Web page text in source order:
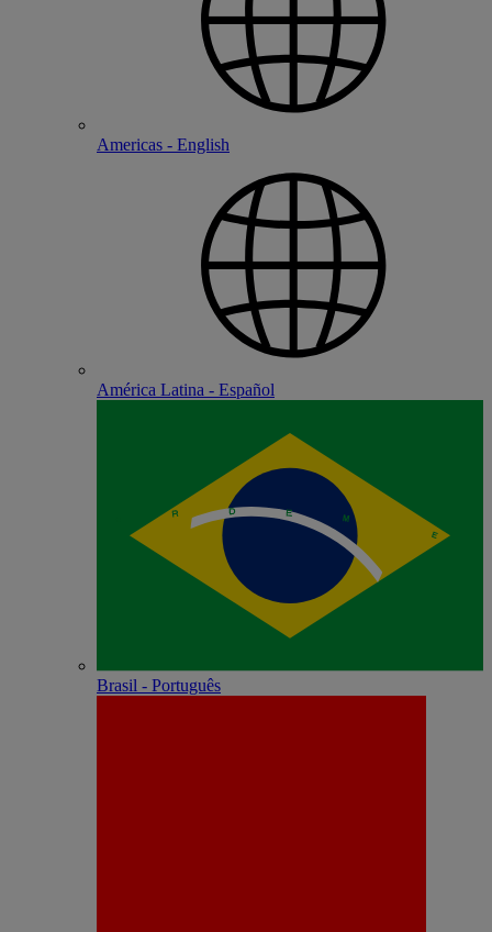
Americas - English
América Latina - Español
Brasil - Português